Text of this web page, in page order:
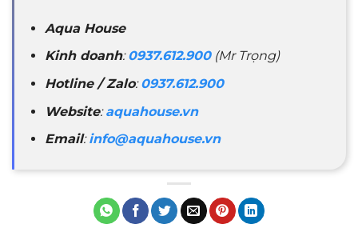
Aqua House
Kinh doanh:0937.612.900(Mr Trọng)
Hotline / Zalo:0937.612.900
Website:aquahouse.vn
Email:info@aquahouse.vn